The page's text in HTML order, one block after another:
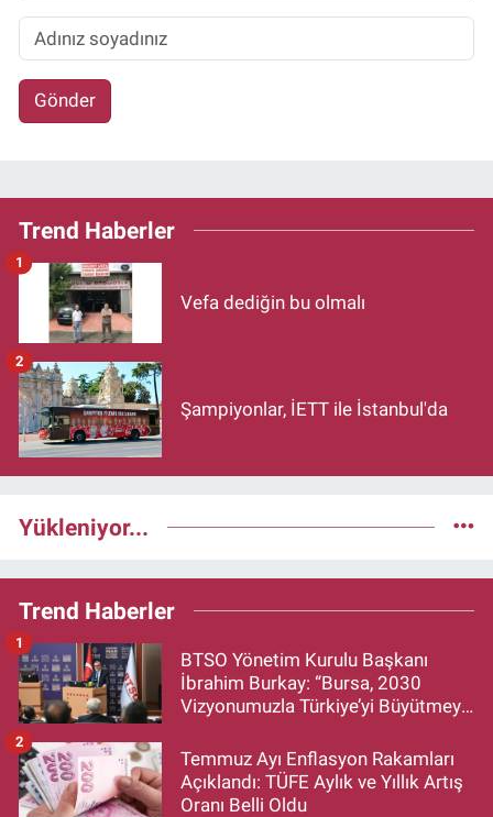
Gönder
Trend Haberler
Vefa dediğin bu olmalı
1
Şampiyonlar, İETT ile İstanbul'da
2
Yükleniyor...
Trend Haberler
BTSO Yönetim Kurulu Başkanı
İbrahim Burkay: “Bursa, 2030
Vizyonumuzla Türkiye’yi Büyütmeye
1
Temmuz Ayı Enflasyon Rakamları
Açıklandı: TÜFE Aylık ve Yıllık Artış
Oranı Belli Oldu
2